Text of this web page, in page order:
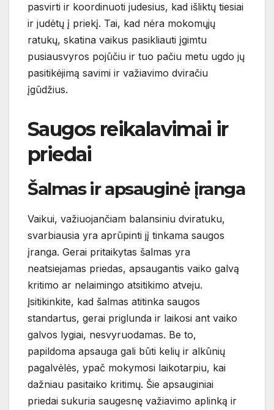
pasvirti ir koordinuoti judesius, kad išliktų tiesiai
ir judėtų į priekį. Tai, kad nėra mokomųjų
ratukų, skatina vaikus pasikliauti įgimtu
pusiausvyros pojūčiu ir tuo pačiu metu ugdo jų
pasitikėjimą savimi ir važiavimo dviračiu
įgūdžius.
Saugos reikalavimai ir
priedai
Šalmas ir apsauginė įranga
Vaikui, važiuojančiam balansiniu dviratuku,
svarbiausia yra aprūpinti jį tinkama saugos
įranga. Gerai pritaikytas šalmas yra
neatsiejamas priedas, apsaugantis vaiko galvą
kritimo ar nelaimingo atsitikimo atveju.
Įsitikinkite, kad šalmas atitinka saugos
standartus, gerai priglunda ir laikosi ant vaiko
galvos lygiai, nesvyruodamas. Be to,
papildoma apsauga gali būti kelių ir alkūnių
pagalvėlės, ypač mokymosi laikotarpiu, kai
dažniau pasitaiko kritimų. Šie apsauginiai
priedai sukuria saugesnę važiavimo aplinką ir